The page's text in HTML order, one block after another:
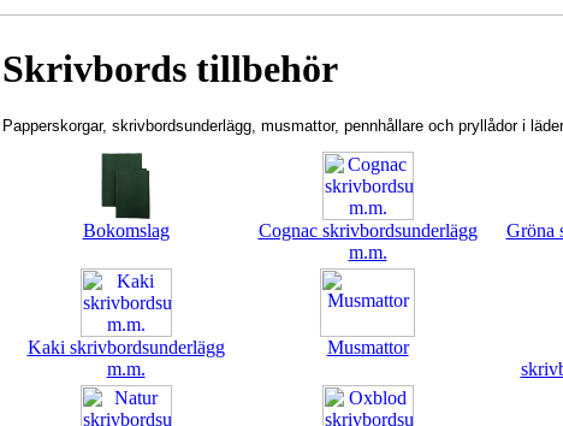
Skrivbords tillbehör
Papperskorgar, skrivbordsunderlägg, musmattor, pennhållare och pryllådor i
Bokomslag
Cognac skrivbordsunderlägg
m.m.
Gröna
Kaki skrivbordsunderlägg
m.m.
Musmattor